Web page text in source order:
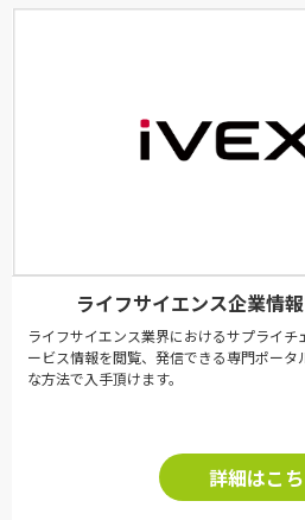
ライフサイエンス企業情
ライフサイエンス業界におけるサプライ
ービス情報を閲覧、発信できる専門ポータ
な方法で入手頂けます。
詳細はこ